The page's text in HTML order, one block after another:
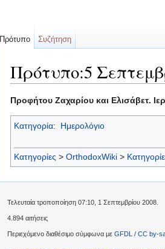
Πρότυπο:5
Προφήτου Ζαχαρίου και Ελισάβετ.
Κατηγορία: Ημερολόγιο
Κατηγορίες > OrthodoxWiki >
Πρότυπο Συζήτηση
Τελευταία τροποποίηση 07:10, 1 Σεπτεμβρίου 2008.
4.894 αιτήσεις
Περιεχόμενο διαθέσιμο σύμφωνα με GFDL / CC by-